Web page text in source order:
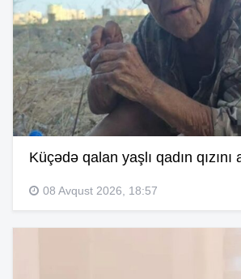
Küçədə qalan yaşlı qadın qızını
08 Avqust 2026, 18:57